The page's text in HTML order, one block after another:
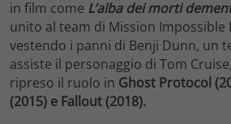
in film come L’alba dei morti
unito al team di Mission Impossible
vestendo i panni di Benji Dunn, un
assiste il personaggio di Tom
ripreso il ruolo in Ghost Protocol
(2015) e Fallout (2018).